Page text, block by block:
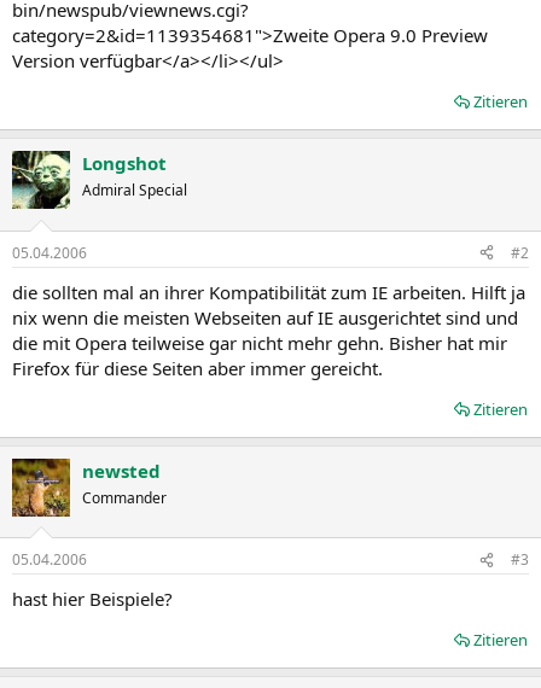
bin/newspub/viewnews.cgi?
category=2&id=1139354681">Zweite Opera 9.0 Preview
Version verfügbar</a></li></ul>
Zitieren
Longshot
Admiral Special
05.04.2006 #2
die sollten mal an ihrer Kompatibilität zum IE arbeiten. Hilft ja
nix wenn die meisten Webseiten auf IE ausgerichtet sind und
die mit Opera teilweise gar nicht mehr gehn. Bisher hat mir
Firefox für diese Seiten aber immer gereicht.
Zitieren
newsted
Commander
05.04.2006 #3
hast hier Beispiele?
Zitieren